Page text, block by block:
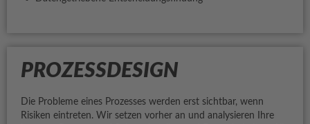
PROZESSDESIGN
Die Probleme eines Prozesses werden erst sichtbar, wenn
Risiken eintreten. Wir setzen vorher an und analysieren Ihre